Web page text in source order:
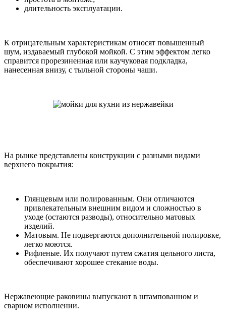
длительность эксплуатации.
К отрицательным характеристикам относят повышенный
шум, издаваемый глубокой мойкой. С этим эффектом легко
справится прорезиненная или каучуковая подкладка,
нанесенная внизу, с тыльной стороны чаши.
На рынке представлены конструкции с разными видами
верхнего покрытия:
Глянцевым или полированным. Они отличаются
привлекательным внешним видом и сложностью в
уходе (остаются разводы), относительно матовых
изделий.
Матовым. Не подвергаются дополнительной полировке,
легко моются.
Рифленые. Их получают путем сжатия цельного листа,
обеспечивают хорошее стекание воды.
Нержавеющие раковины выпускают в штампованном и
сварном исполнении.